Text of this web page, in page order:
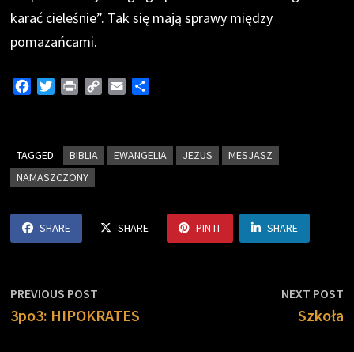
karać cieleśnie”. Tak się mają sprawy między
pomazańcami.
b
o
o
e
r
t
l
e
TAGGED BIBLIA EWANGELIA JEZUS
MESJASZ
NAMASZCZONY
SHARE SHARE PIN IT SHARE
Nawigacja
wpisu
PREVIOUS POST
post:
3po3: HIPOKRATES
NEXT POST
Szkoła